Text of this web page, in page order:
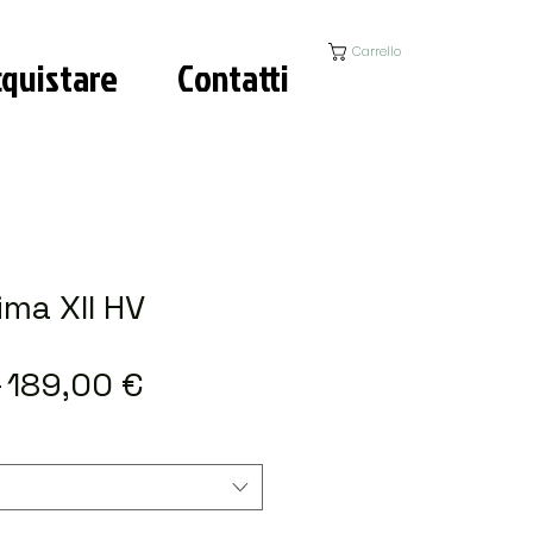
Contatti
Carrello
XII HV
Prezzo
189,00 €